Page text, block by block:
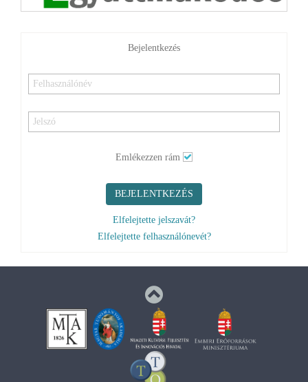
Bejelentkezés
Emlékezzen rám
BEJELENTKEZÉS
Elfelejtette jelszavát?
Elfelejtette felhasználónevét?